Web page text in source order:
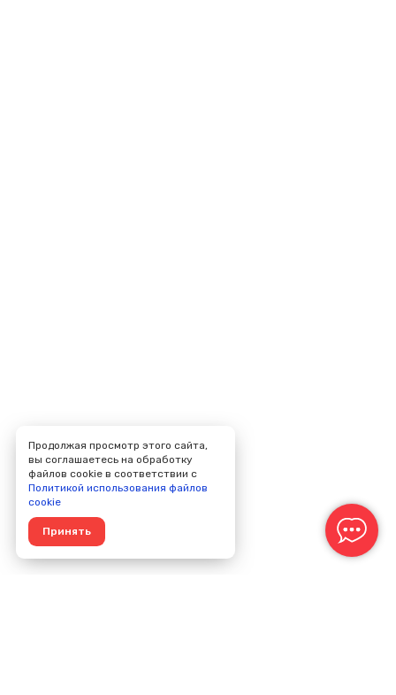
Продолжая просмотр этого сайта,
вы соглашаетесь на обработку
файлов cookie в соответствии с
Политикой использования файлов
cookie
Принять